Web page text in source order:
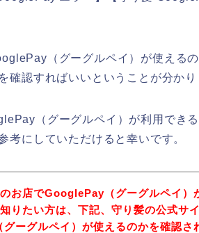
（グーグルペイ）が使える
確認すればいいということが分かり
（グーグルペイ）が利用でき
考にしていただけると幸いです。
お店でGooglePay（グーグルペイ）
りたい方は、下記、守り髪の公式サ
ーグルペイ）が使えるのかを確認さ